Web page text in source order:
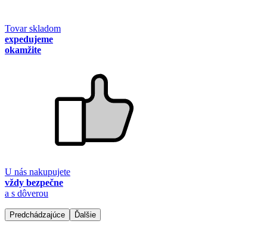
Tovar skladom
expedujeme
okamžite
U nás nakupujete
vždy bezpečne
a s dôverou
Predchádzajúce Ďalšie